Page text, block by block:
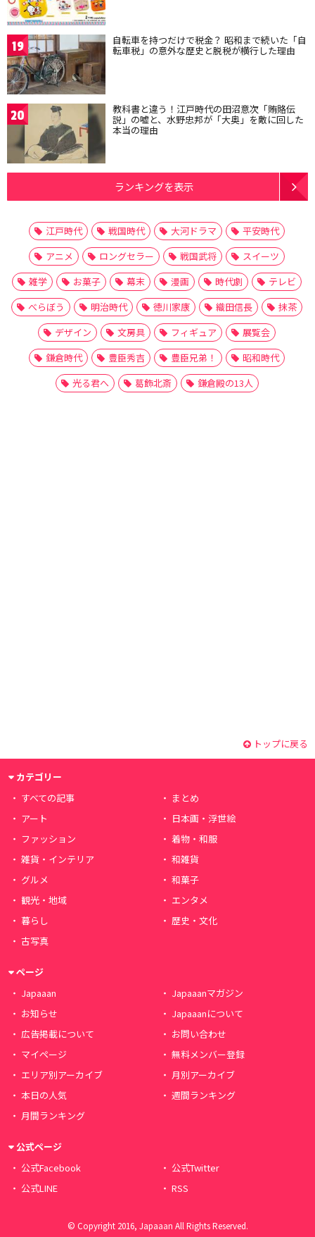
19 自転車を持つだけで税金？ 昭和まで続いた「自
転車税」の意外な歴史と脱税が横行した理由
20 教科書と違う！江戸時代の田沼意次「賄賂伝
説」の嘘と、水野忠邦が「大奥」を敵に回した
本当の理由
ランキングを表示
江戸時代 戦国時代 大河ドラマ
平安時代
アニメ
ロングセラー 戦国武将
スイーツ
雑学
お菓子 幕末 漫画 時代劇
テレビ
べらぼう
明治時代 徳川家康 織田信長
抹茶
デザイン
文房具 フィギュア
展覧会
鎌倉時代
豊臣秀吉 豊臣兄弟！
昭和時代
光る君へ
葛飾北斎 鎌倉殿の13人
トップに戻る
カテゴリー
すべての記事
まとめ
アート
日本画・浮世絵
ファッション
着物・和服
雑貨・インテリア
和雑貨
グルメ
和菓子
観光・地域
エンタメ
暮らし
歴史・文化
古写真
ページ
Japaaan
Japaaanマガジン
お知らせ
Japaaanについて
広告掲載について
お問い合わせ
マイページ
無料メンバー登録
エリア別アーカイブ
月別アーカイブ
本日の人気
週間ランキング
月間ランキング
公式ページ
公式Facebook
公式Twitter
公式LINE
RSS
© Copyright 2016, Japaaan All Rights Reserved.